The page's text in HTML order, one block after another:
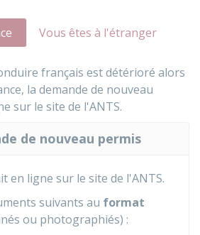
Vous êtes à l'étranger
français est détérioré alors
la demande de nouveau
sur le site de l'ANTS.
de nouveau permis
en ligne sur le site de l'ANTS.
suivants au format
ou photographiés) :